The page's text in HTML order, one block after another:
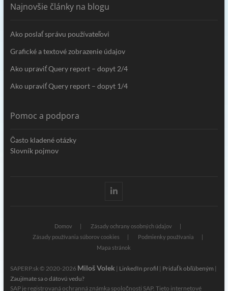
Najnovšie články na blogu
Ako poslať správu používateľovi
Grafické a textové zobrazenie údajov
Ako upraviť Query report – dopyt 2/4
Ako upraviť Query report – dopyt 1/4
Pomoc a podpora
Často kladené otázky
Slovník pojmov
Linkedin
Domov
Zásady ochrany osobných údajov
Zásady používania súborov cookies
Podmienky používania
Mapa stránok
SAPERP.sk © 2020-2026 Miloš Volek | LinkedIn profil | Pridať k obľúbeným |
Zaujímate sa o dátovú vedu?
SAP je registrovaná ochranná známka spoločnosti SAP. Tieto internetové